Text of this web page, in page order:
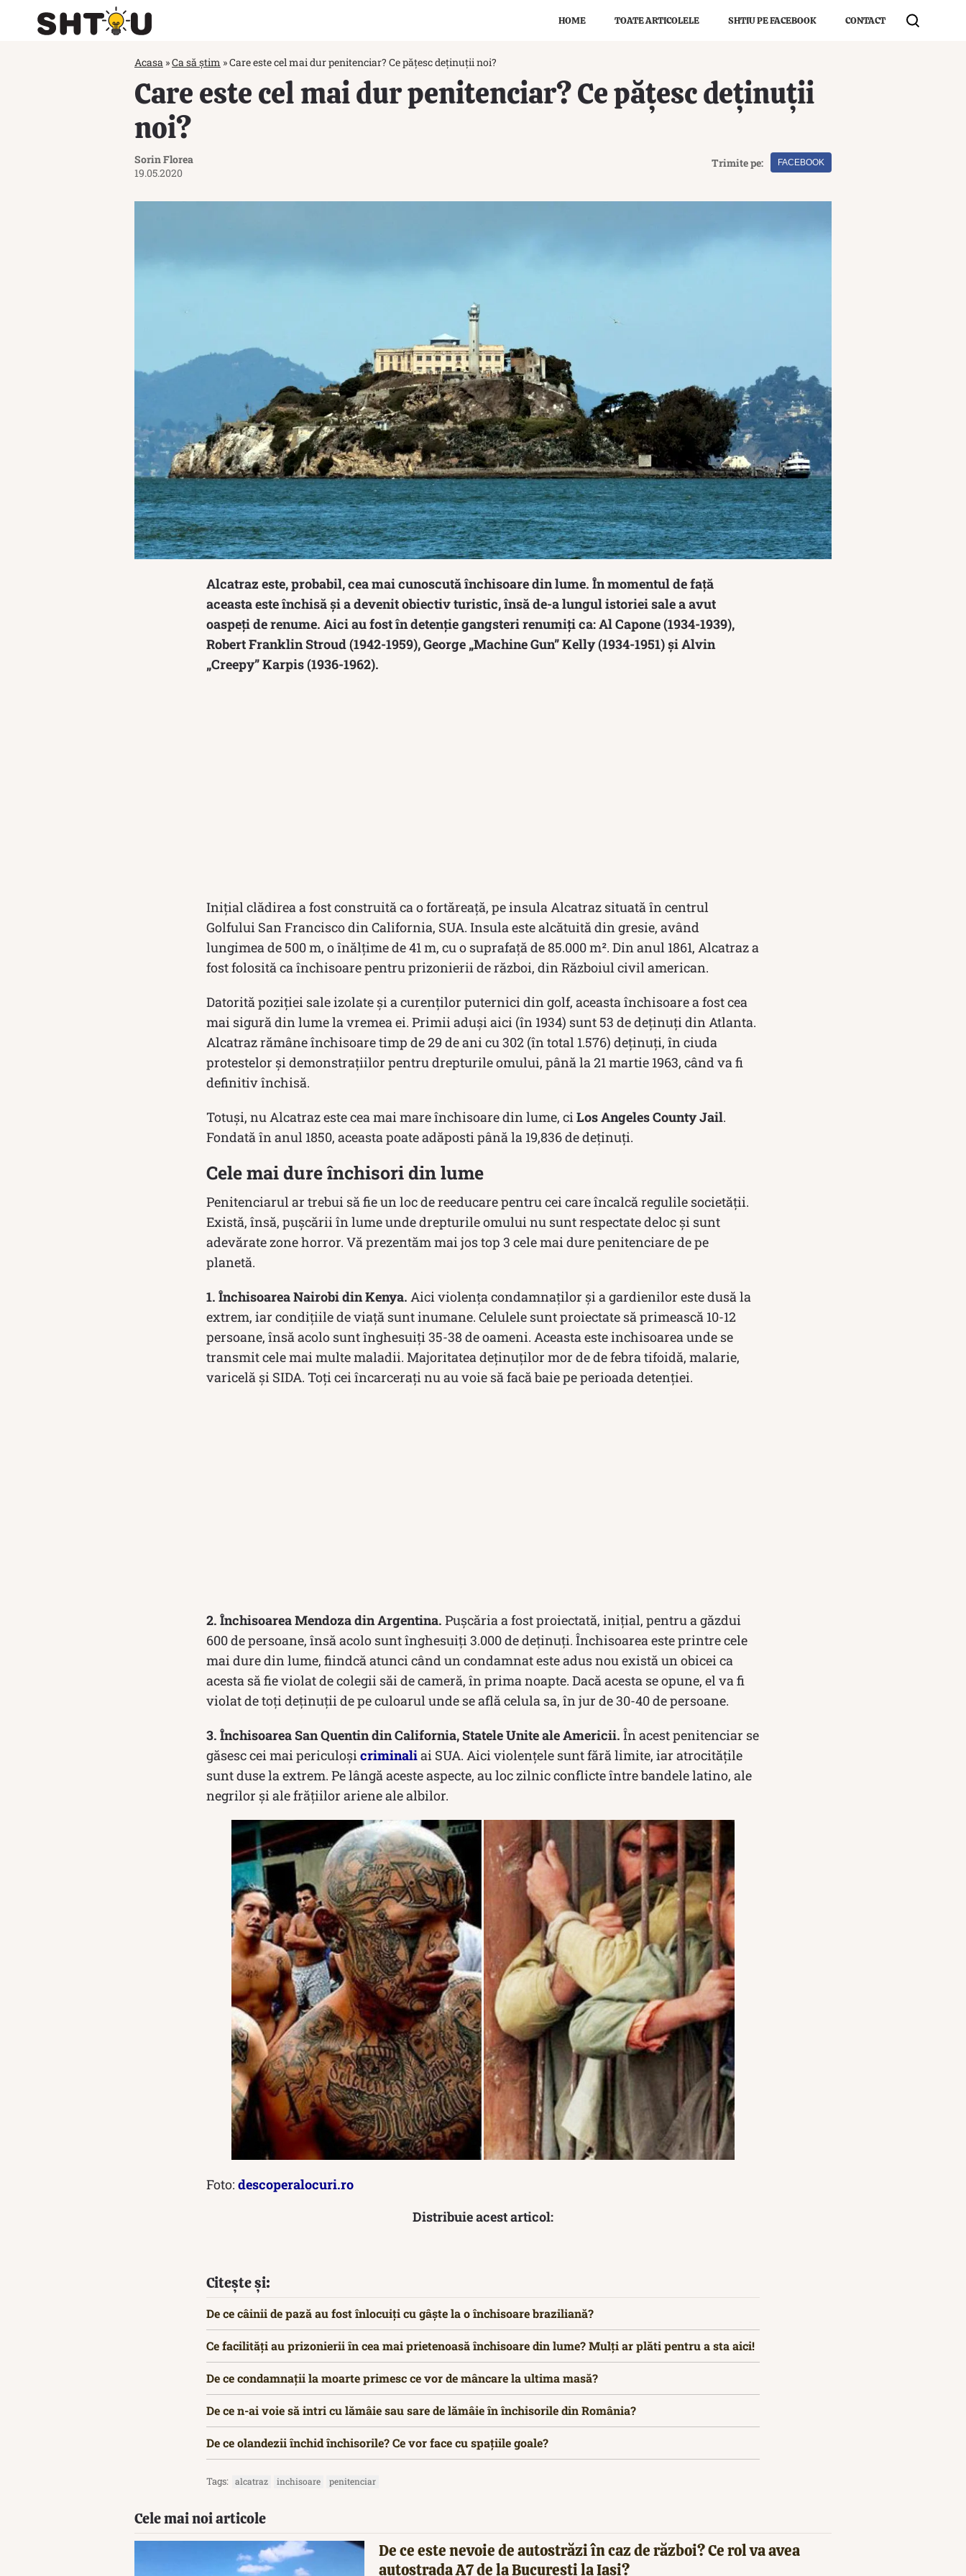
HOME TOATE ARTICOLELE SHTIU PE FACEBOOK CONTACT
Acasa »Ca să știm »Care este cel mai dur penitenciar? Ce pățesc deținuții noi?
Care este cel mai dur penitenciar? Ce pățesc deținuții
noi?
Sorin Florea
19.05.2020
Trimite pe: FACEBOOK
Alcatraz este, probabil, cea mai cunoscută închisoare din lume. În momentul de față
aceasta este închisă și a devenit obiectiv turistic, însă de-a lungul istoriei sale a avut
oaspeți de renume. Aici au fost în detenție gangsteri renumiți ca: Al Capone (1934-1939),
Robert Franklin Stroud (1942-1959), George „Machine Gun” Kelly (1934-1951) și Alvin
„Creepy” Karpis (1936-1962).
Inițial clădirea a fost construită ca o fortăreață, pe insula Alcatraz situată în centrul
Golfului San Francisco din California, SUA. Insula este alcătuită din gresie, având
lungimea de 500 m, o înălțime de 41 m, cu o suprafață de 85.000 m². Din anul 1861, Alcatraz a
fost folosită ca închisoare pentru prizonierii de război, din Războiul civil american.
Datorită poziției sale izolate și a curenților puternici din golf, aceasta închisoare a fost cea
mai sigură din lume la vremea ei. Primii aduși aici (în 1934) sunt 53 de deținuți din Atlanta.
Alcatraz rămâne închisoare timp de 29 de ani cu 302 (în total 1.576) deținuți, în ciuda
protestelor și demonstrațiilor pentru drepturile omului, până la 21 martie 1963, când va fi
definitiv închisă.
Totuși, nu Alcatraz este cea mai mare închisoare din lume, ciLos Angeles County Jail.
Fondată în anul 1850, aceasta poate adăposti până la 19,836 de deținuți.
Cele mai dure închisori din lume
Penitenciarul ar trebui să fie un loc de reeducare pentru cei care încalcă regulile societății.
Există, însă, pușcării în lume unde drepturile omului nu sunt respectate deloc și sunt
adevărate zone horror. Vă prezentăm mai jos top 3 cele mai dure penitenciare de pe
planetă.
1. Închisoarea Nairobi din Kenya. Aici violența condamnaților și a gardienilor este dusă la
extrem, iar condițiile de viață sunt inumane. Celulele sunt proiectate să primească 10-12
persoane, însă acolo sunt înghesuiți 35-38 de oameni. Aceasta este inchisoarea unde se
transmit cele mai multe maladii. Majoritatea deținuților mor de de febra tifoidă, malarie,
varicelă și SIDA. Toți cei încarcerați nu au voie să facă baie pe perioada detenției.
2. Închisoarea Mendoza din Argentina. Pușcăria a fost proiectată, inițial, pentru a găzdui
600 de persoane, însă acolo sunt înghesuiți 3.000 de deținuți. Închisoarea este printre cele
mai dure din lume, fiindcă atunci când un condamnat este adus nou există un obicei ca
acesta să fie violat de colegii săi de cameră, în prima noapte. Dacă acesta se opune, el va fi
violat de toți deținuții de pe culoarul unde se află celula sa, în jur de 30-40 de persoane.
3. Închisoarea San Quentin din California, Statele Unite ale Americii. În acest penitenciar se
găsesc cei mai periculoșicriminaliai SUA. Aici violențele sunt fără limite, iar atrocitățile
sunt duse la extrem. Pe lângă aceste aspecte, au loc zilnic conflicte între bandele latino, ale
negrilor și ale frățiilor ariene ale albilor.
Foto: descoperalocuri.ro
Distribuie acest articol:
Citește și:
De ce câinii de pază au fost înlocuiți cu gâște la o închisoare braziliană?
Ce facilități au prizonierii în cea mai prietenoasă închisoare din lume? Mulți ar plăti pentru a sta aici!
De ce condamnații la moarte primesc ce vor de mâncare la ultima masă?
De ce n-ai voie să intri cu lămâie sau sare de lămâie în închisorile din România?
De ce olandezii închid închisorile? Ce vor face cu spațiile goale?
Tags: alcatraz inchisoare penitenciar
Cele mai noi articole
De ce este nevoie de autostrăzi în caz de război? Ce rol va avea
autostrada A7 de la București la Iași?